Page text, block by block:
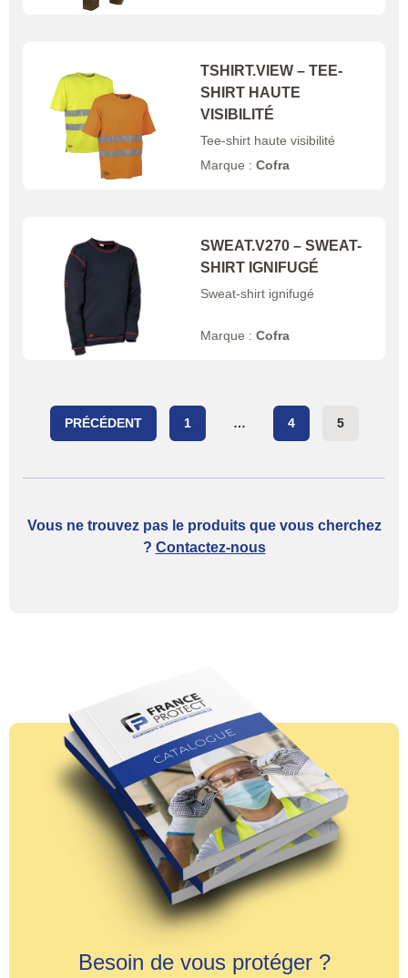
TSHIRT.VIEW – TEE-
SHIRT HAUTE
VISIBILITÉ
Tee-shirt haute visibilité
Marque :Cofra
SWEAT.V270 – SWEAT-
SHIRT IGNIFUGÉ
Sweat-shirt ignifugé
Marque :Cofra
Posts
PRÉCÉDENT 1 … 4 5
Vous ne trouvez pas le produits que vous cherchez
? Contactez-nous
Besoin de vous protéger ?